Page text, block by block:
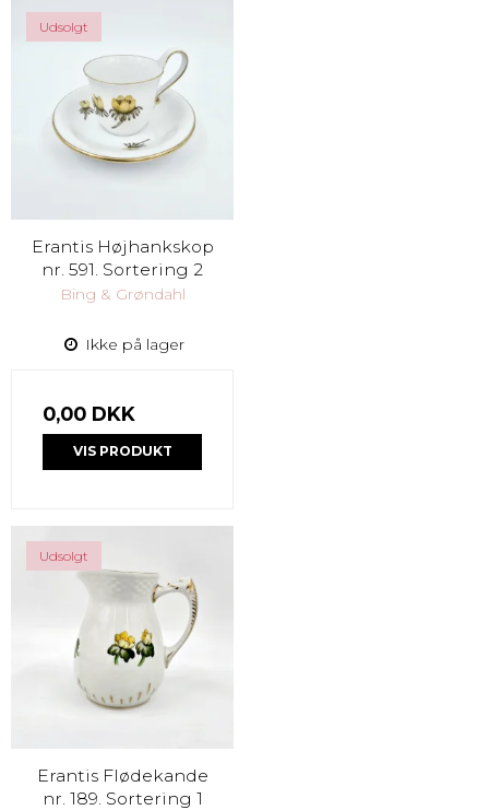
Udsolgt
Erantis Højhankskop
nr. 591. Sortering 2
Bing & Grøndahl
Ikke på lager
0,00 DKK
VIS PRODUKT
Udsolgt
Erantis Flødekande
nr. 189. Sortering 1